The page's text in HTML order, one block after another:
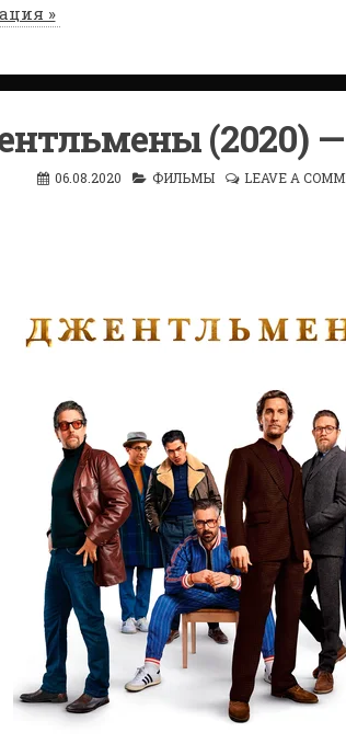
»
(2020)
06.08.2020 ФИЛЬМЫ LEAVE A